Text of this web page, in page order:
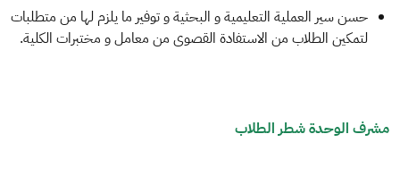
حسن سير العملية التعليمية و البحثية و توفير ما يلزم لها من متطلبات
لتمكين الطلاب من الاستفادة القصوى من معامل و مختبرات الكلية.
مشرف الوحدة شطر الطلاب